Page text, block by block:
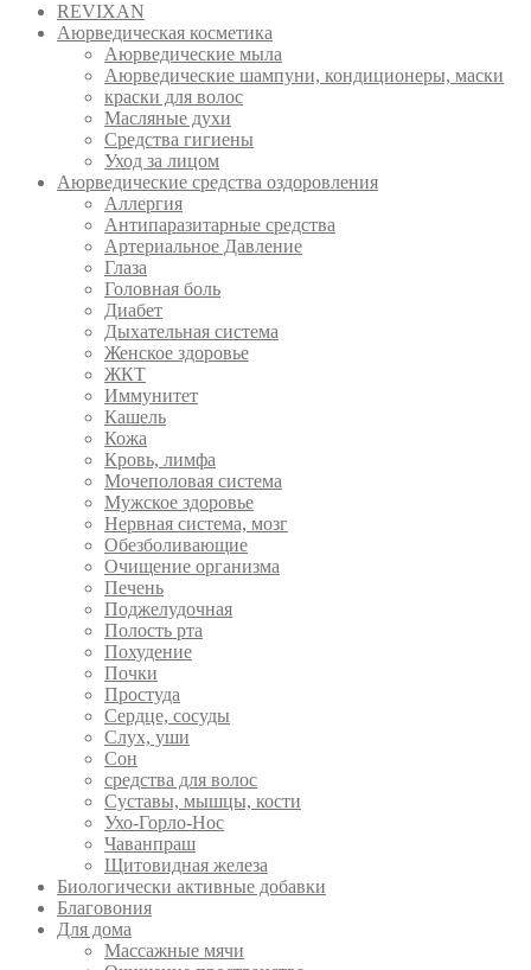
REVIXAN
Аюрведическая косметика
Аюрведические мыла
Аюрведические шампуни, кондиционеры, маски
краски для волос
Масляные духи
Средства гигиены
Уход за лицом
Аюрведические средства оздоровления
Аллергия
Антипаразитарные средства
Артериальное Давление
Глаза
Головная боль
Диабет
Дыхательная система
Женское здоровье
ЖКТ
Иммунитет
Кашель
Кожа
Кровь, лимфа
Мочеполовая система
Мужское здоровье
Нервная система, мозг
Обезболивающие
Очищение организма
Печень
Поджелудочная
Полость рта
Похудение
Почки
Простуда
Сердце, сосуды
Слух, уши
Сон
средства для волос
Суставы, мышцы, кости
Ухо-Горло-Нос
Чаванпраш
Щитовидная железа
Биологически активные добавки
Благовония
Для дома
Массажные мячи